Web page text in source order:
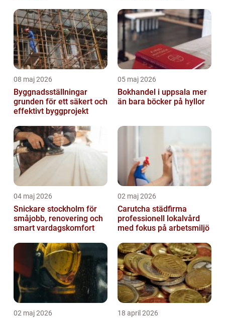
08 maj 2026
Byggnadsställningar
grunden för ett säkert och
effektivt byggprojekt
05 maj 2026
Bokhandel i uppsala mer
än bara böcker på hyllor
04 maj 2026
Snickare stockholm för
småjobb, renovering och
smart vardagskomfort
02 maj 2026
Carutcha städfirma
professionell lokalvård
med fokus på arbetsmiljö
02 maj 2026 18 april 2026